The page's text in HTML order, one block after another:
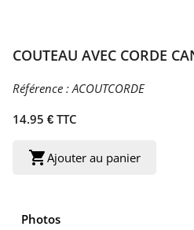
COUTEAU AVEC CORDE
Référence :ACOUTCORDE
14.95 € TTC
shopping_cartAjouter au panier
Photos